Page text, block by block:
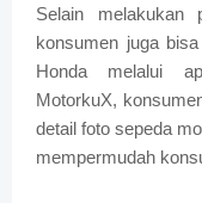
Selain melakukan
konsumen juga
Honda melalui
MotorkuX,
detail foto sepeda
mempermudah